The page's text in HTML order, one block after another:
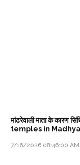
मांढरेवाली माता के कारण
temples in
7/16/2026 08:46:00 AM